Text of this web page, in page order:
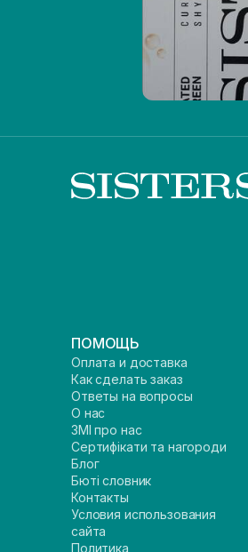
ПОМОЩЬ
Оплата и доставка
Как сделать заказ
Ответы на вопросы
О нас
ЗМІ про нас
Сертифікати та нагороди
Блог
Бюті словник
Контакты
Условия использования
сайта
Политика